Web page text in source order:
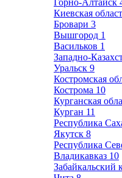
Горно-Алтайск
Киевская
Бровари 3
Вышгород 1
Васильков 1
Западно-
Уральск 9
Костромская
Кострома 10
Курганская
Курган 11
Республика
Якутск 8
Республика
Владикавказ 10
Забайкальский